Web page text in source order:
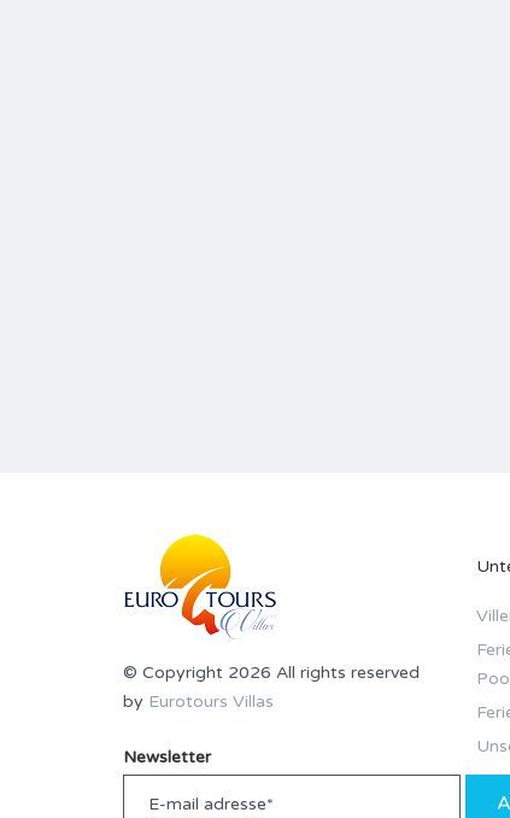
© Copyright 2026 All rights reserved
by Eurotours Villas
Newsletter